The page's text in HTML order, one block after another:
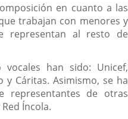
en cuanto a las
trabajan con menores y
representan al resto de
vocales han sido: Unicef,
y Cáritas. Asimismo, se ha
representantes de otras
Íncola.